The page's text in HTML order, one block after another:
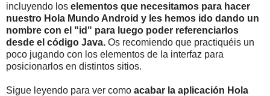
incluyendo los elementos que necesitamos para hacer
nuestro Hola Mundo Android y les hemos ido dando un
nombre con el "id" para luego poder referenciarlos
desde el código Java. Os recomiendo que practiquéis un
poco jugando con los elementos de la interfaz para
posicionarlos en distintos sitios.
Sigue leyendo para ver como acabar la aplicación Hola